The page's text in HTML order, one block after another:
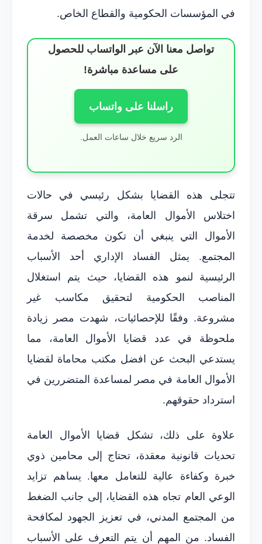
في المؤسسات الحكومية والقطاع الخاص.
تواصل معنا الآن عبر الواتساب للحصول
على مساعدة مباشرة!
راسلنا على واتساب
الرد سريع خلال ساعات العمل.
تتجلى هذه القضايا بشكل رئيسي في حالات
اختلاس الأموال العامة، والتي تشمل سرقة
الأموال التي ينبغي أن تكون مخصصة لخدمة
المجتمع. يمثل الفساد الإداري أحد الأسباب
الرئيسية لنمو هذه القضايا، حيث يتم استغلال
المناصب الحكومية لتحقيق مكاسب غير
مشروعة. وفقًا للإحصائيات، شهدت مصر زيادة
ملحوظة في عدد قضايا الأموال العامة، مما
يستدعي البحث عن افضل مكتب محاماة لقضايا
الأموال العامة في مصر لمساعدة المتضررين في
استرداد حقوقهم.
علاوة على ذلك، تشكل قضايا الأموال العامة
تحديات قانونية معقدة، تحتاج إلى محامين ذوي
خبرة وكفاءة عالية للتعامل معها. يساهم تزايد
الوعي العام تجاه هذه القضايا، إلى جانب الضغط
من المجتمع المدني، في تعزيز الجهود لمكافحة
الفساد. من المهم أن يتم التعرف على الأسباب